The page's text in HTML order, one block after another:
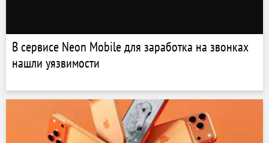
В сервисе Neon Mobile для заработка на звонках
нашли уязвимости